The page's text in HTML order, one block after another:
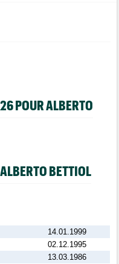
POUR ALBERTO
BETTIOL
14.01.1999
02.12.1995
13.03.1986